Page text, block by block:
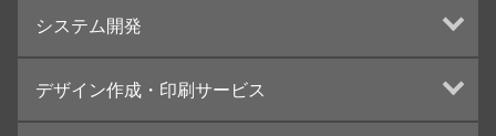
ランディングページ制作
インターネット広告代行
UI・UXデザイン設計
システム開発
デザイン作成・印刷サービス